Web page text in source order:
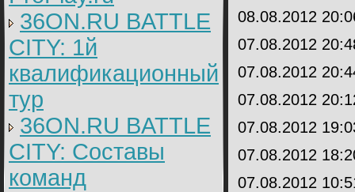
36ON.RU BATTLE
CITY: 1й
квалификационный
тур
36ON.RU BATTLE
CITY: Составы
команд
08.08.2012
07.08.2012
07.08.2012
07.08.2012
07.08.2012
07.08.2012
07.08.2012